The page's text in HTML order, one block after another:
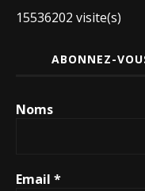
15536202 visite(s)
ABONNEZ-
Noms
Email *